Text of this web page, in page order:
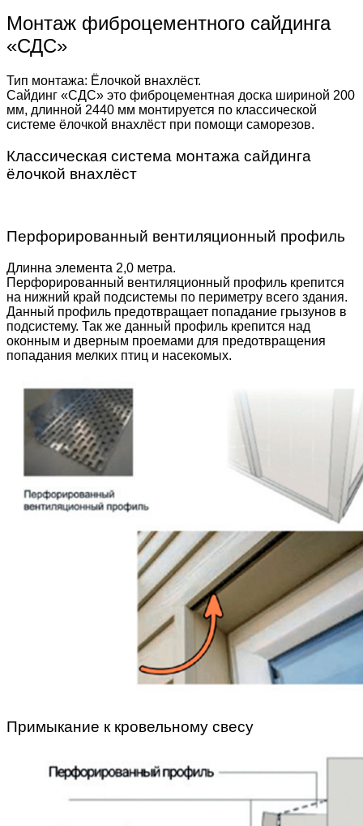
Монтаж фиброцементного сайдинга
«СДС»
Тип монтажа: Ёлочкой внахлёст.
Сайдинг «СДС» это фиброцементная доска шириной 200
мм, длинной 2440 мм монтируется по классической
системе ёлочкой внахлёст при помощи саморезов.
Классическая система монтажа сайдинга
ёлочкой внахлёст
Перфорированный вентиляционный профиль
Длинна элемента 2,0 метра.
Перфорированный вентиляционный профиль крепится
на нижний край подсистемы по периметру всего здания.
Данный профиль предотвращает попадание грызунов в
подсистему. Так же данный профиль крепится над
оконным и дверным проемами для предотвращения
попадания мелких птиц и насекомых.
Примыкание к кровельному свесу